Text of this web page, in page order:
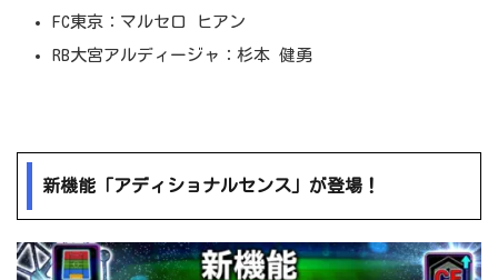
FC東京：マルセロ ヒアン
RB大宮アルディージャ：杉本 健勇
新機能「アディショナルセンス」が登場！